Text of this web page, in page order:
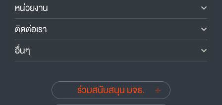
หน่วยงาน
ติดต่อเรา
อื่นๆ
ร่วมสนับสนุน มจธ.